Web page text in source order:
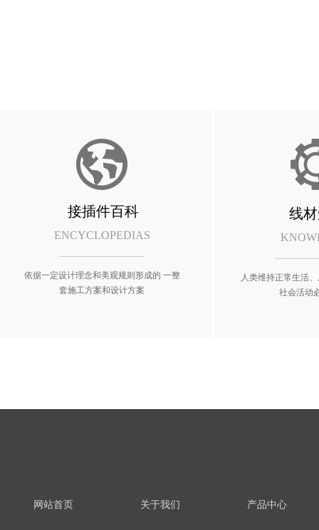
ENCYCLOPEDIAS
人类维持正常生活
社会活动
线
依据一定设计理念和美观规则形成的 一整
套施工方案和设计方案
接插件百科
网站首页 关于我们 产品中心